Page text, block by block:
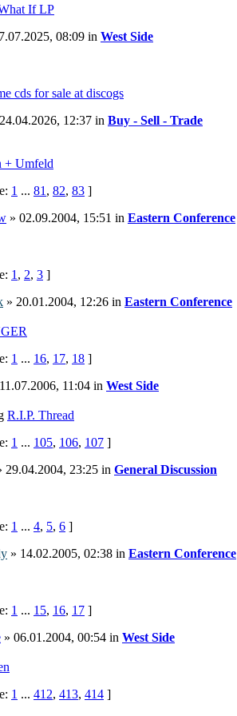
If LP
08:09 in West Side
cds for sale at discogs
12:37 in Buy - Sell - Trade
+ Umfeld
1 ... 81 , 82, 83 ]
» 02.09.2004, 15:51 in Eastern Conference
1 , 2, 3 ]
» 20.01.2004, 12:26 in Eastern Conference
1 ... 16, 17, 18 ]
11:04 in West Side
R.I.P. Thread
1 ... 105, 106, 107 ]
29.04.2004, 23:25 in General Discussion
1 ... 4, 5, 6 ]
» 14.02.2005, 02:38 in Eastern Conference
1 ... 15, 16, 17 ]
» 06.01.2004, 00:54 in West Side
1 ... 412, 413, 414 ]